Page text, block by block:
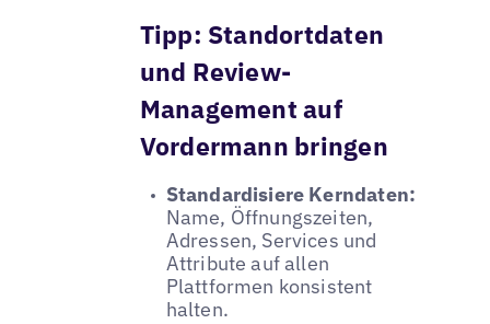
Tipp: Standortdaten
und Review-
Management auf
Vordermann bringen
Standardisiere Kerndaten:
Name, Öffnungszeiten,
Adressen, Services und
Attribute auf allen
Plattformen konsistent
halten.